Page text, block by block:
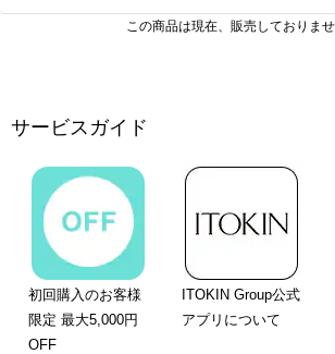
この商品は現在、販売しておりませ
サービスガイド
初回購入のお客様
限定 最大5,000円
OFF
ITOKIN Group公式
アプリについて